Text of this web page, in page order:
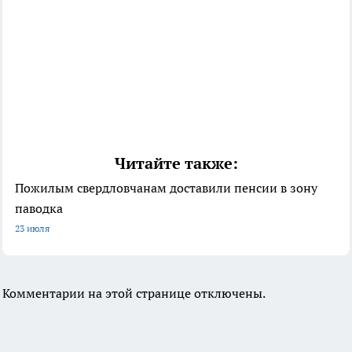
Читайте также:
Пожилым свердловчанам доставили пенсии в зону
паводка
23 июля
Комментарии на этой странице отключены.